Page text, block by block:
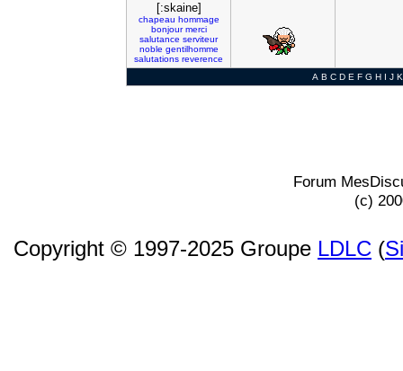
[:skaine]
chapeau hommage
bonjour merci
salutance serviteur
noble gentilhomme
salutations reverence
A B C D E F G H I J K
Forum
(c)
Copyright © 1997-2025 Groupe LDLC (